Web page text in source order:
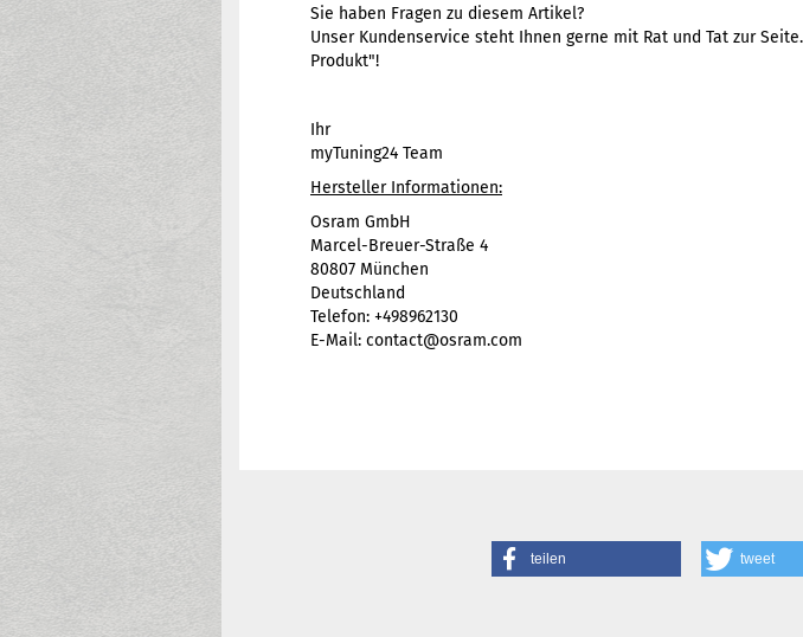
Sie haben Fragen zu diesem Artikel?
Unser Kundenservice steht Ihnen gerne mit Rat und Tat zur
Produkt"!
Ihr
myTuning24 Team
Hersteller Informationen:
Osram GmbH
Marcel-Breuer-Straße 4
80807 München
Deutschland
Telefon: +498962130
E-Mail: contact@osram.com
teilen tweet